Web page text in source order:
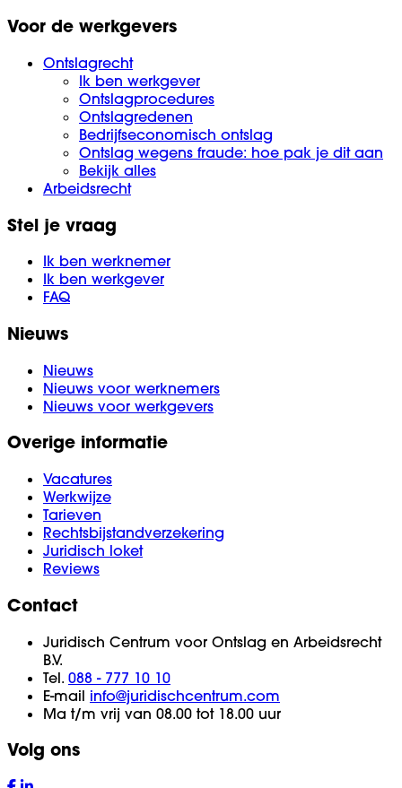
Voor de werkgevers
Ontslagrecht
Ik ben werkgever
Ontslagprocedures
Ontslagredenen
Bedrijfseconomisch ontslag
Ontslag wegens fraude: hoe pak je dit aan
Bekijk alles
Arbeidsrecht
Stel je vraag
Ik ben werknemer
Ik ben werkgever
FAQ
Nieuws
Nieuws
Nieuws voor werknemers
Nieuws voor werkgevers
Overige informatie
Vacatures
Werkwijze
Tarieven
Rechtsbijstandverzekering
Juridisch loket
Reviews
Contact
Juridisch Centrum voor Ontslag en Arbeidsrecht
B.V.
Tel. 088 - 777 10 10
E-mail info@juridischcentrum.com
Ma t/m vrij van 08.00 tot 18.00 uur
Volg ons